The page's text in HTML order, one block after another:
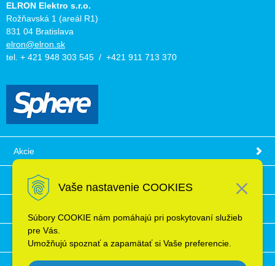
Vaše nastavenie COOKIES
Súbory COOKIE nám pomáhajú pri poskytovaní služieb
pre Vás.
Umožňujú spoznať a zapamätať si Vaše preferencie.
ELRON Elektro s.r.o.
Rožňavská 1 (areál R1)
831 04 Bratislava
elron@elron.sk
tel. + 421 948 303 545 / +421 911 713 370
Akcie
Obchodné podmienky
Ochrana osobných údajov